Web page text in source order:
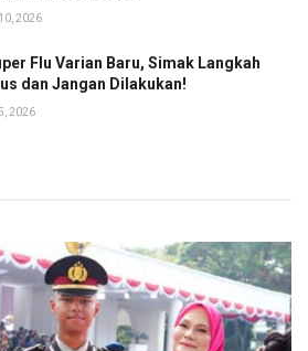
2026
Flu Varian Baru, Simak Langkah
dan Jangan Dilakukan!
2026